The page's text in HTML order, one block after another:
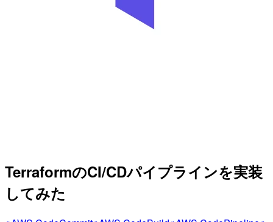
TerraformのCI/CDパイプラインを実装
してみた